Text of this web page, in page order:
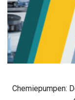
Chemiepumpen: